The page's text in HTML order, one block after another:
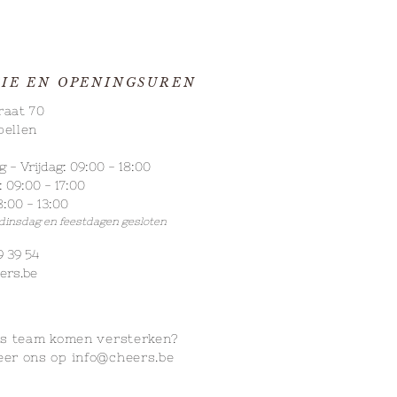
op je Cheers-
Deluxe &
🥩🍁
EN OPENINGSUREN
70
- Vrijdag: 09:00 - 18:00
09:00 - 17:00
- 13:00
en feestdagen gesloten
39 54
team komen versterken?
ons op info@cheers.be